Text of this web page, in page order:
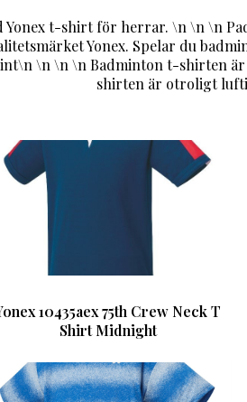
Yonex t-shirt för herrar. \n \n \n
Yonex. Spelar du
\n \n \n Badminton t-shirten är
shirten är otroligt
10435aex 75th Crew Neck T
Shirt Midnight